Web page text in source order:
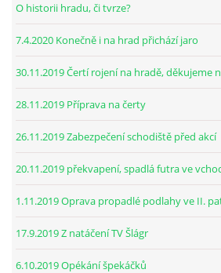
O historii hradu, či tvrze?
7.4.2020 Konečně i na hrad přichází jaro
30.11.2019 Čertí rojení na hradě, děkujeme
28.11.2019 Příprava na čerty
26.11.2019 Zabezpečení schodiště před akcí
20.11.2019 překvapení, spadlá futra ve
1.11.2019 Oprava propadlé podlahy ve II.
17.9.2019 Z natáčení TV Šlágr
6.10.2019 Opékání špekáčků